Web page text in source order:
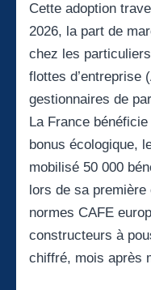
Cette adoption
2026, la part de
chez les
flottes d’entreprise
gestionnaires de
La France
bonus écologique,
mobilisé 50 000
lors de sa
normes CAFE
constructeurs à
chiffré, mois après